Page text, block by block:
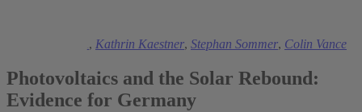
, Kathrin Kaestner, Stephan Sommer, Colin Vance
Photovoltaics and the Solar Rebound:
Evidence for Germany